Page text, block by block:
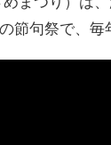
節句祭で、毎